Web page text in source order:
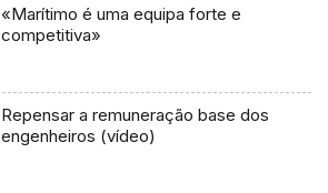
«Marítimo é uma equipa forte e
competitiva»
Repensar a remuneração base dos
engenheiros (vídeo)